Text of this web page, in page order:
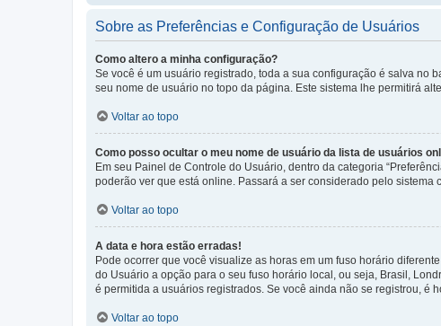
Sobre as Preferências e Configuração de Usuários
Como altero a minha configuração?
Se você é um usuário registrado, toda a sua configuração é salva no
seu nome de usuário no topo da página. Este sistema lhe permitirá
Voltar ao topo
Como posso ocultar o meu nome de usuário da lista de usuários
Em seu Painel de Controle do Usuário, dentro da categoria
poderão ver que está online. Passará a ser considerado pelo sistema
Voltar ao topo
A data e hora estão erradas!
Pode ocorrer que você visualize as horas em um fuso horário
do Usuário a opção para o seu fuso horário local, ou seja, Brasil,
é permitida a usuários registrados. Se você ainda não se registrou, é
Voltar ao topo